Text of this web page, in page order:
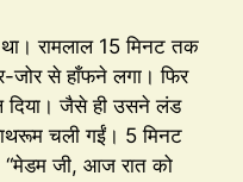
रामलाल 15 मिनट तक
जोर से हाँफने लगा। फिर
दिया। जैसे ही उसने लंड
चली गईं। 5 मिनट
“मेडम जी, आज रात को